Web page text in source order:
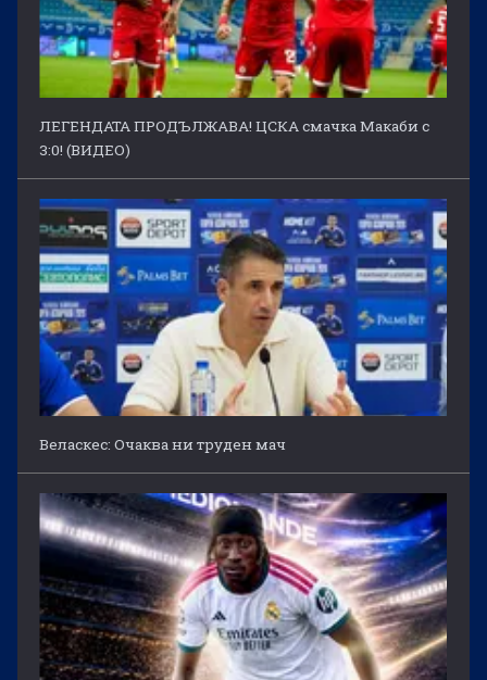
ЛЕГЕНДАТА ПРОДЪЛЖАВА! ЦСКА смачка Макаби с
3:0! (ВИДЕО)
Веласкес: Очаква ни труден мач